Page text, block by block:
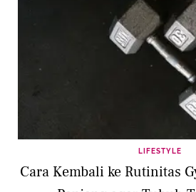
LIFESTYLE
Cara Kembali ke Rutinitas